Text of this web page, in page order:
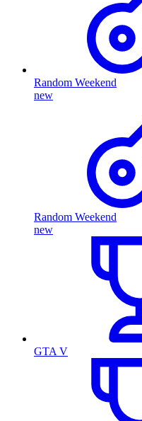
Random Weekend
new
Random Weekend
new
GTA V